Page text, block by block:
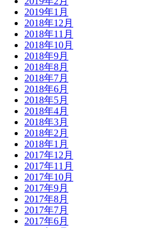
2019年1月
2018年12月
2018年11月
2018年10月
2018年9月
2018年8月
2018年7月
2018年6月
2018年5月
2018年4月
2018年3月
2018年2月
2018年1月
2017年12月
2017年11月
2017年10月
2017年9月
2017年8月
2017年7月
2017年6月